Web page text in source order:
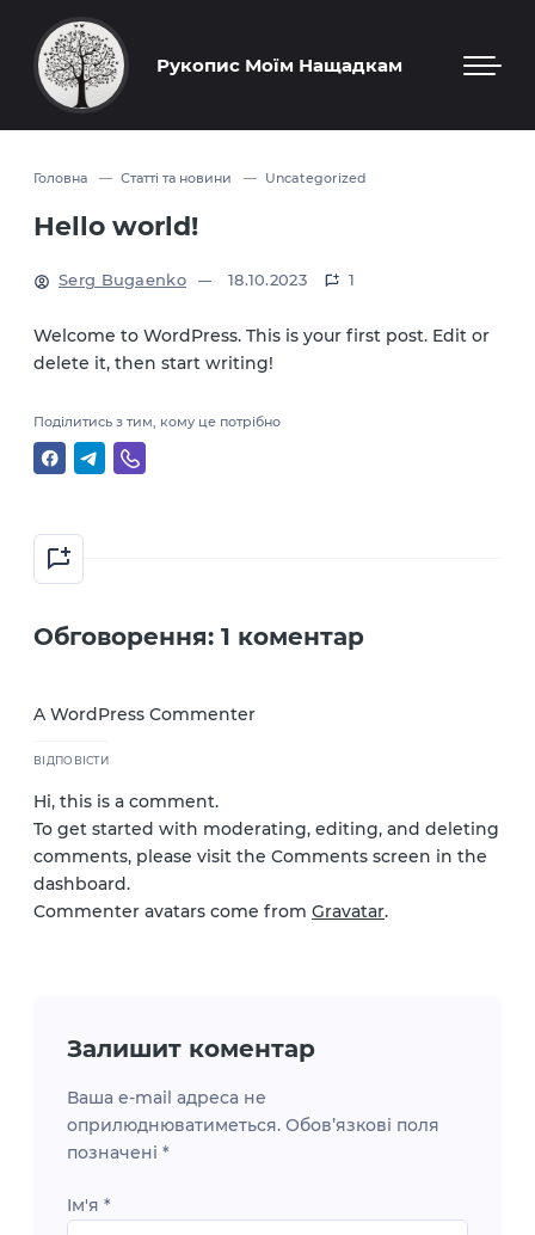
Рукопис Моїм Нащадкам
Головна Статті та новини Uncategorized
Hello world!
Serg Bugaenko 18.10.2023 1
Welcome to WordPress. This is your first post. Edit or
delete it, then start writing!
Поділитись з тим, кому це потрібно
Обговорення: 1 коментар
A WordPress Commenter
ВІДПОВІСТИ
Hi, this is a comment.
To get started with moderating, editing, and deleting
comments, please visit the Comments screen in the
dashboard.
Commenter avatars come from Gravatar.
Залишит коментар
Ваша e-mail адреса не
оприлюднюватиметься. Обов’язкові поля
позначені *
Ім'я *